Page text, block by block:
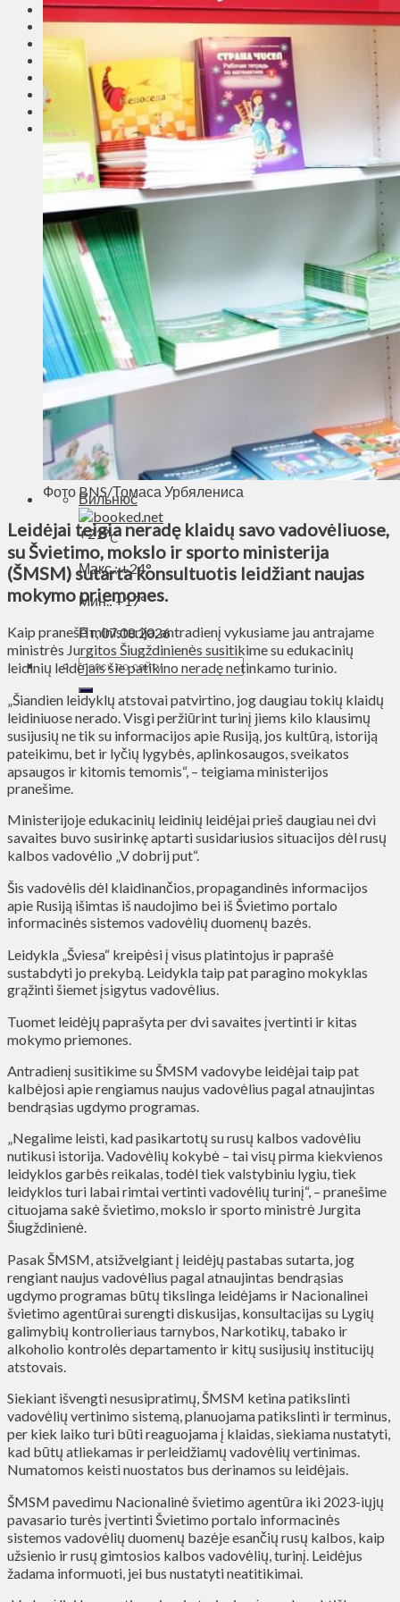
Соседи
Транспорт
Выбор читателей
Калейдоскоп
Армия
Сейм Литвы
Культура
Больше
Фоторепортаж
Туризм
ЛК рекомендует
Сеньорам
Образование
Здравоохранение
Экология
Происшествия
Приграничье
Деньги
Визиты
Выборы
Агроновости
Едим дома
Ищу семью
Спорт
Технологии
Энергетика
Вильнюс
+21°C
Макс.:+24°
Мин.:+17°
Пт, 07.08.2026
Фото BNS/Томаса Урбялениса
Leidėjai teigia neradę klaidų savo vadovėliuose,
su Švietimo, mokslo ir sporto ministerija
(ŠMSM) sutarta konsultuotis leidžiant naujas
mokymo priemones.
Kaip pranešė ministerija, antradienį vykusiame jau antrajame
ministrės Jurgitos Šiugždinienės susitikime su edukacinių
leidinių leidėjais šie patikino neradę netinkamo turinio.
„Šiandien leidyklų atstovai patvirtino, jog daugiau tokių klaidų
leidiniuose nerado. Visgi peržiūrint turinį jiems kilo klausimų
susijusių ne tik su informacijos apie Rusiją, jos kultūrą, istoriją
pateikimu, bet ir lyčių lygybės, aplinkosaugos, sveikatos
apsaugos ir kitomis temomis“, – teigiama ministerijos
pranešime.
Ministerijoje edukacinių leidinių leidėjai prieš daugiau nei dvi
savaites buvo susirinkę aptarti susidariusios situacijos dėl rusų
kalbos vadovėlio „V dobrij put“.
Šis vadovėlis dėl klaidinančios, propagandinės informacijos
apie Rusiją išimtas iš naudojimo bei iš Švietimo portalo
informacinės sistemos vadovėlių duomenų bazės.
Leidykla „Šviesa“ kreipėsi į visus platintojus ir paprašė
sustabdyti jo prekybą. Leidykla taip pat paragino mokyklas
grąžinti šiemet įsigytus vadovėlius.
Tuomet leidėjų paprašyta per dvi savaites įvertinti ir kitas
mokymo priemones.
Antradienį susitikime su ŠMSM vadovybe leidėjai taip pat
kalbėjosi apie rengiamus naujus vadovėlius pagal atnaujintas
bendrąsias ugdymo programas.
„Negalime leisti, kad pasikartotų su rusų kalbos vadovėliu
nutikusi istorija. Vadovėlių kokybė – tai visų pirma kiekvienos
leidyklos garbės reikalas, todėl tiek valstybiniu lygiu, tiek
leidyklos turi labai rimtai vertinti vadovėlių turinį“, – pranešime
cituojama sakė švietimo, mokslo ir sporto ministrė Jurgita
Šiugždinienė.
Pasak ŠMSM, atsižvelgiant į leidėjų pastabas sutarta, jog
rengiant naujus vadovėlius pagal atnaujintas bendrąsias
ugdymo programas būtų tikslinga leidėjams ir Nacionalinei
švietimo agentūrai surengti diskusijas, konsultacijas su Lygių
galimybių kontrolieriaus tarnybos, Narkotikų, tabako ir
alkoholio kontrolės departamento ir kitų susijusių institucijų
atstovais.
Siekiant išvengti nesusipratimų, ŠMSM ketina patikslinti
vadovėlių vertinimo sistemą, planuojama patikslinti ir terminus,
per kiek laiko turi būti reaguojama į klaidas, siekiama nustatyti,
kad būtų atliekamas ir perleidžiamų vadovėlių vertinimas.
Numatomos keisti nuostatos bus derinamos su leidėjais.
ŠMSM pavedimu Nacionalinė švietimo agentūra iki 2023-iųjų
pavasario turės įvertinti Švietimo portalo informacinės
sistemos vadovėlių duomenų bazėje esančių rusų kalbos, kaip
užsienio ir rusų gimtosios kalbos vadovėlių, turinį. Leidėjus
žadama informuoti, jei bus nustatyti neatitikimai.